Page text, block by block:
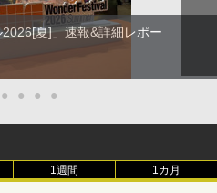
2026[夏]」速報&詳細レポー
● ● ● ●
1週間 1カ月